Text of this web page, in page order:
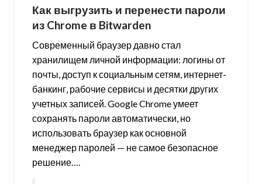
Как выгрузить и перенести пароли
из Chrome в Bitwarden
Современный браузер давно стал
хранилищем личной информации: логины от
почты, доступ к социальным сетям, интернет-
банкинг, рабочие сервисы и десятки других
учетных записей. Google Chrome умеет
сохранять пароли автоматически, но
использовать браузер как основной
менеджер паролей — не самое безопасное
решение….